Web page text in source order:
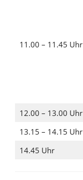
11.00 – 11.45 Uhr
12.00 – 13.00 Uhr
13.15 – 14.15 Uhr
14.45 Uhr